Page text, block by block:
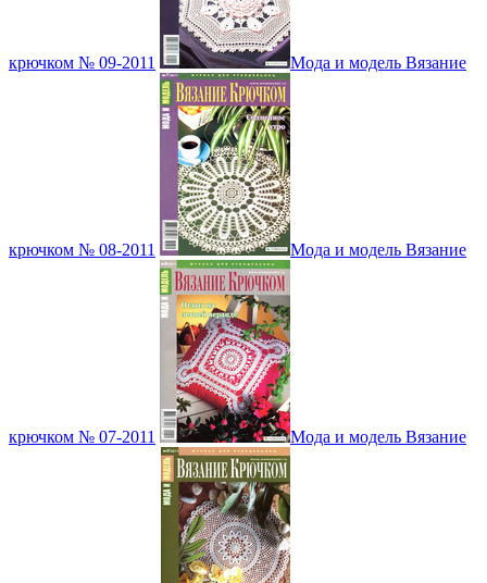
крючком № 09-2011 Мода и модель Вязание
крючком № 08-2011 Мода и модель Вязание
крючком № 07-2011 Мода и модель Вязание